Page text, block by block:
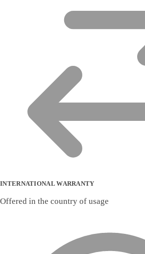
INTERNATIONAL WARRANTY
Offered in the country of usage